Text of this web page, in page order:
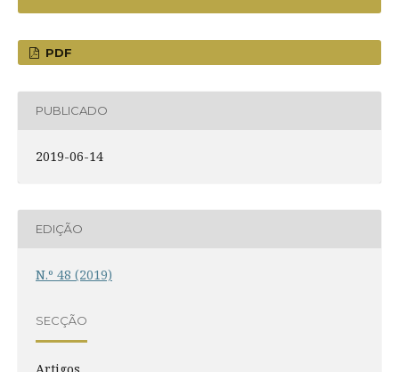
PDF
PUBLICADO
2019-06-14
EDIÇÃO
N.º 48 (2019)
SECÇÃO